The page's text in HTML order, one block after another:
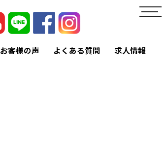
toggle
お客様の声 よくある質問 求人情報